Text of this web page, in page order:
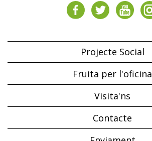
Projecte Social
Fruita per l'oficina
Visita'ns
Contacte